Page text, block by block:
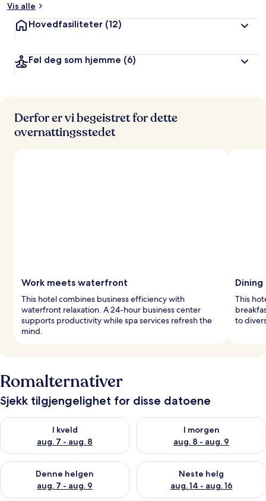
Vis alle
Hovedfasiliteter (12)
Føl deg som hjemme (6)
Derfor er vi begeistret for dette
overnattingsstedet
Work meets waterfront
This hotel combines business efficiency with
waterfront relaxation. A 24-hour business center
supports productivity while spa services refresh the
mind.
This
to
Romalternativer
Sjekk tilgjengelighet for disse datoene
I kveld
aug. 7 - aug. 8
Sjekk tilgjengelighet for i kveld, aug. 7 - aug. 8
I morgen
aug. 8 - aug. 9
Sjekk tilgjengelighet for i
Denne helgen
aug. 7 - aug. 9
Sjekk tilgjengelighet for denne helgen, aug. 7 - aug. 9
Neste helg
aug. 14 - aug. 16
Sjekk tilgjengelighet for neste